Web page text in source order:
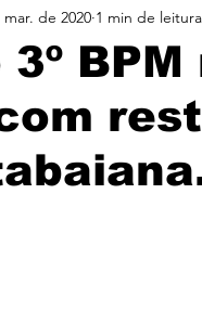
mar. de 2020 1 min de leitura